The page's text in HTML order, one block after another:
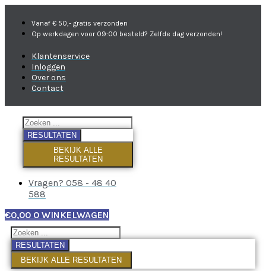
Vanaf € 50,- gratis verzonden
Op werkdagen voor 09:00 besteld? Zelfde dag verzonden!
Klantenservice
Inloggen
Over ons
Contact
RESULTATEN
BEKIJK ALLE
RESULTATEN
Vragen? 058 - 48 40
588
€0,00 0 WINKELWAGEN
RESULTATEN
BEKIJK ALLE RESULTATEN